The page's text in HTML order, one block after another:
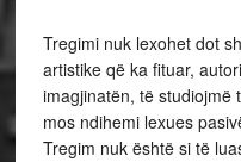
Tregimi nuk lexohet dot
artistike që ka fituar,
imagjinatën, të studiojmë
mos ndihemi lexues
Tregim nuk është si të